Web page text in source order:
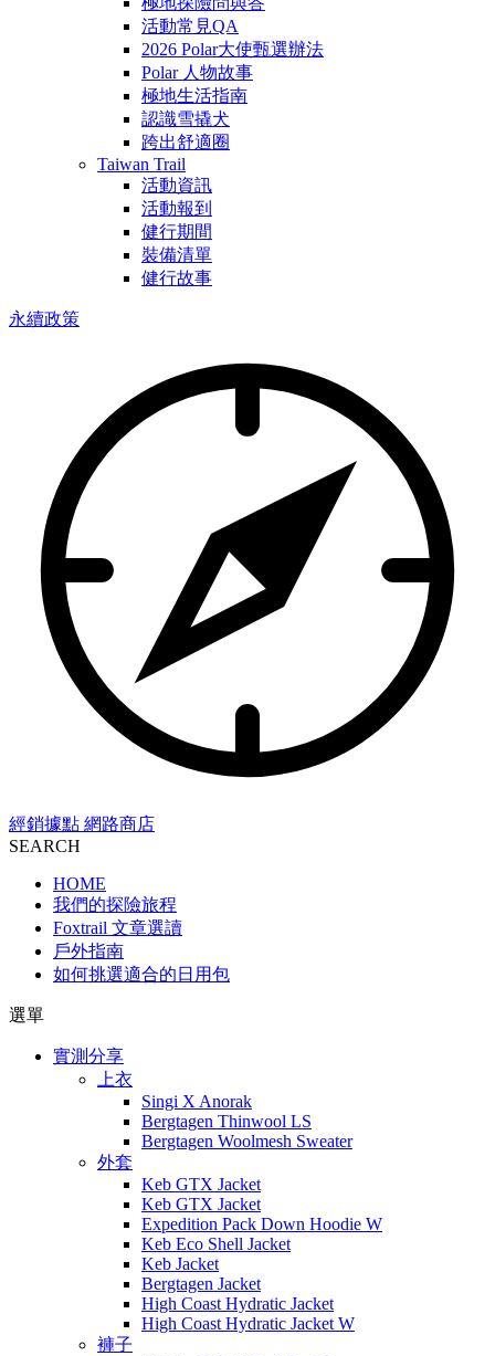
活動常見QA
2026 Polar大使甄選辦法
Polar 人物故事
極地生活指南
認識雪撬犬
跨出舒適圈
Taiwan Trail
活動資訊
活動報到
健行期間
裝備清單
健行故事
永續政策
經銷據點 網路商店
SEARCH
HOME
我們的探險旅程
Foxtrail 文章選讀
戶外指南
如何挑選適合的日用包
選單
實測分享
上衣
Singi X Anorak
Bergtagen Thinwool LS
Bergtagen Woolmesh Sweater
外套
Keb GTX Jacket
Keb GTX Jacket
Expedition Pack Down Hoodie W
Keb Eco Shell Jacket
Keb Jacket
Bergtagen Jacket
High Coast Hydratic Jacket
High Coast Hydratic Jacket W
褲子